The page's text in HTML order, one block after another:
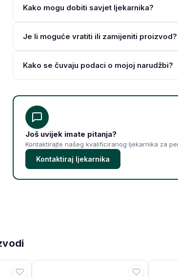
Kako mogu dobiti savjet ljekarnika?
Je li moguće vratiti ili zamijeniti proizvod?
Kako se čuvaju podaci o mojoj narudžbi?
Još uvijek imate pitanja?
Kontaktirajte našeg kvalificiranog ljekarnika za
Kontaktiraj ljekarnika